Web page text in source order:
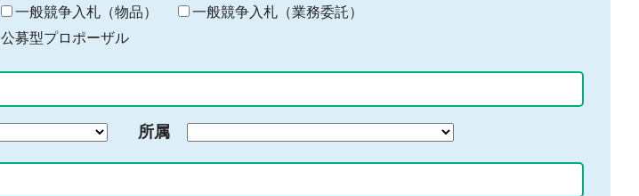
一般競争入札（物品）
一般競争入札（業務委託）
公募型プロポーザル
所属